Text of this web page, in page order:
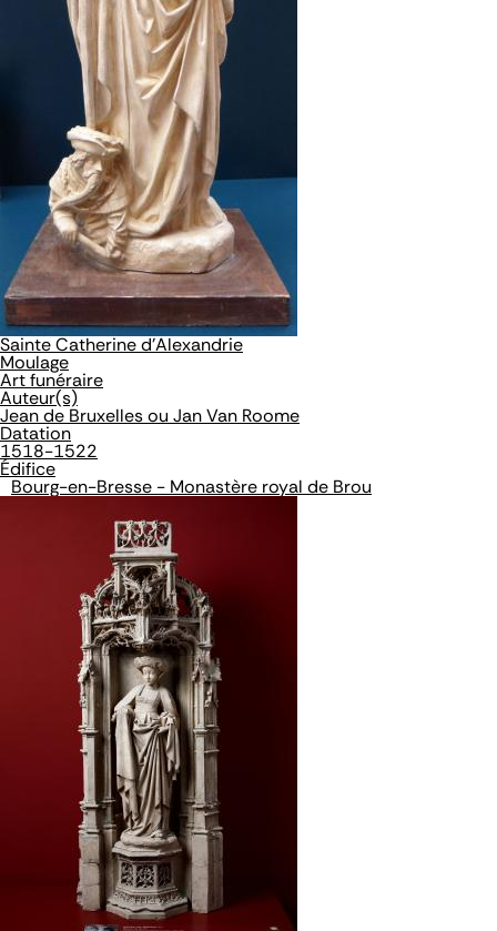
Sainte Catherine d'Alexandrie
Moulage
Art funéraire
Auteur(s)
Jean de Bruxelles ou Jan Van Roome
Datation
1518-1522
Édifice
Bourg-en-Bresse - Monastère royal de Brou